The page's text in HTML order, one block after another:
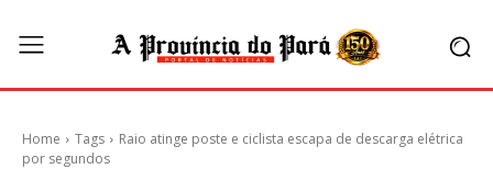
Home Tags
Raio atinge poste e ciclista escapa de descarga elétrica
por segundos